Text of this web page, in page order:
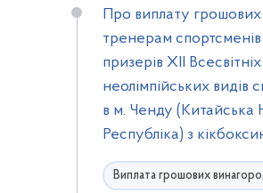
Про виплату
тренерам
призерів XІI Всесвітніх
неолімпійських видів
в м. Ченду (Китайська
Республіка) з
Виплата грошових